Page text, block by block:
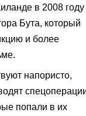
в 2008 году
Бута, который
и более
напористо,
попали в их